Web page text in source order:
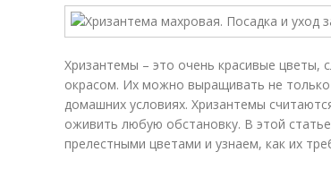
Хризантемы – это очень красивые цветы,
окрасом. Их можно выращивать не
домашних условиях. Хризантемы
оживить любую обстановку. В этой
прелестными цветами и узнаем, как их